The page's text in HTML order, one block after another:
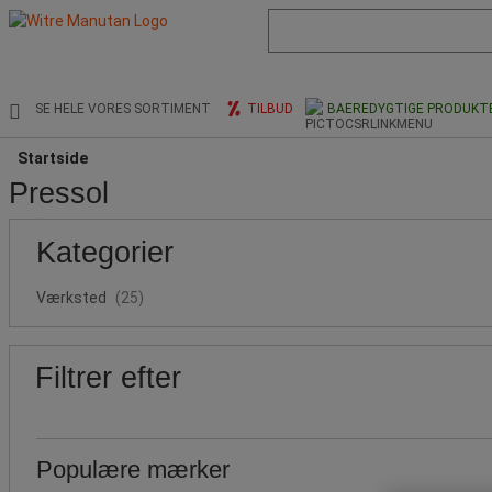
og
søgehistorik
SE HELE VORES SORTIMENT TILBUD BAEREDYGTIGE
Startside
Pressol
Kategorier
Værksted (25)
Filtrer efter
mærker
Populære mærker
grænse
grænse